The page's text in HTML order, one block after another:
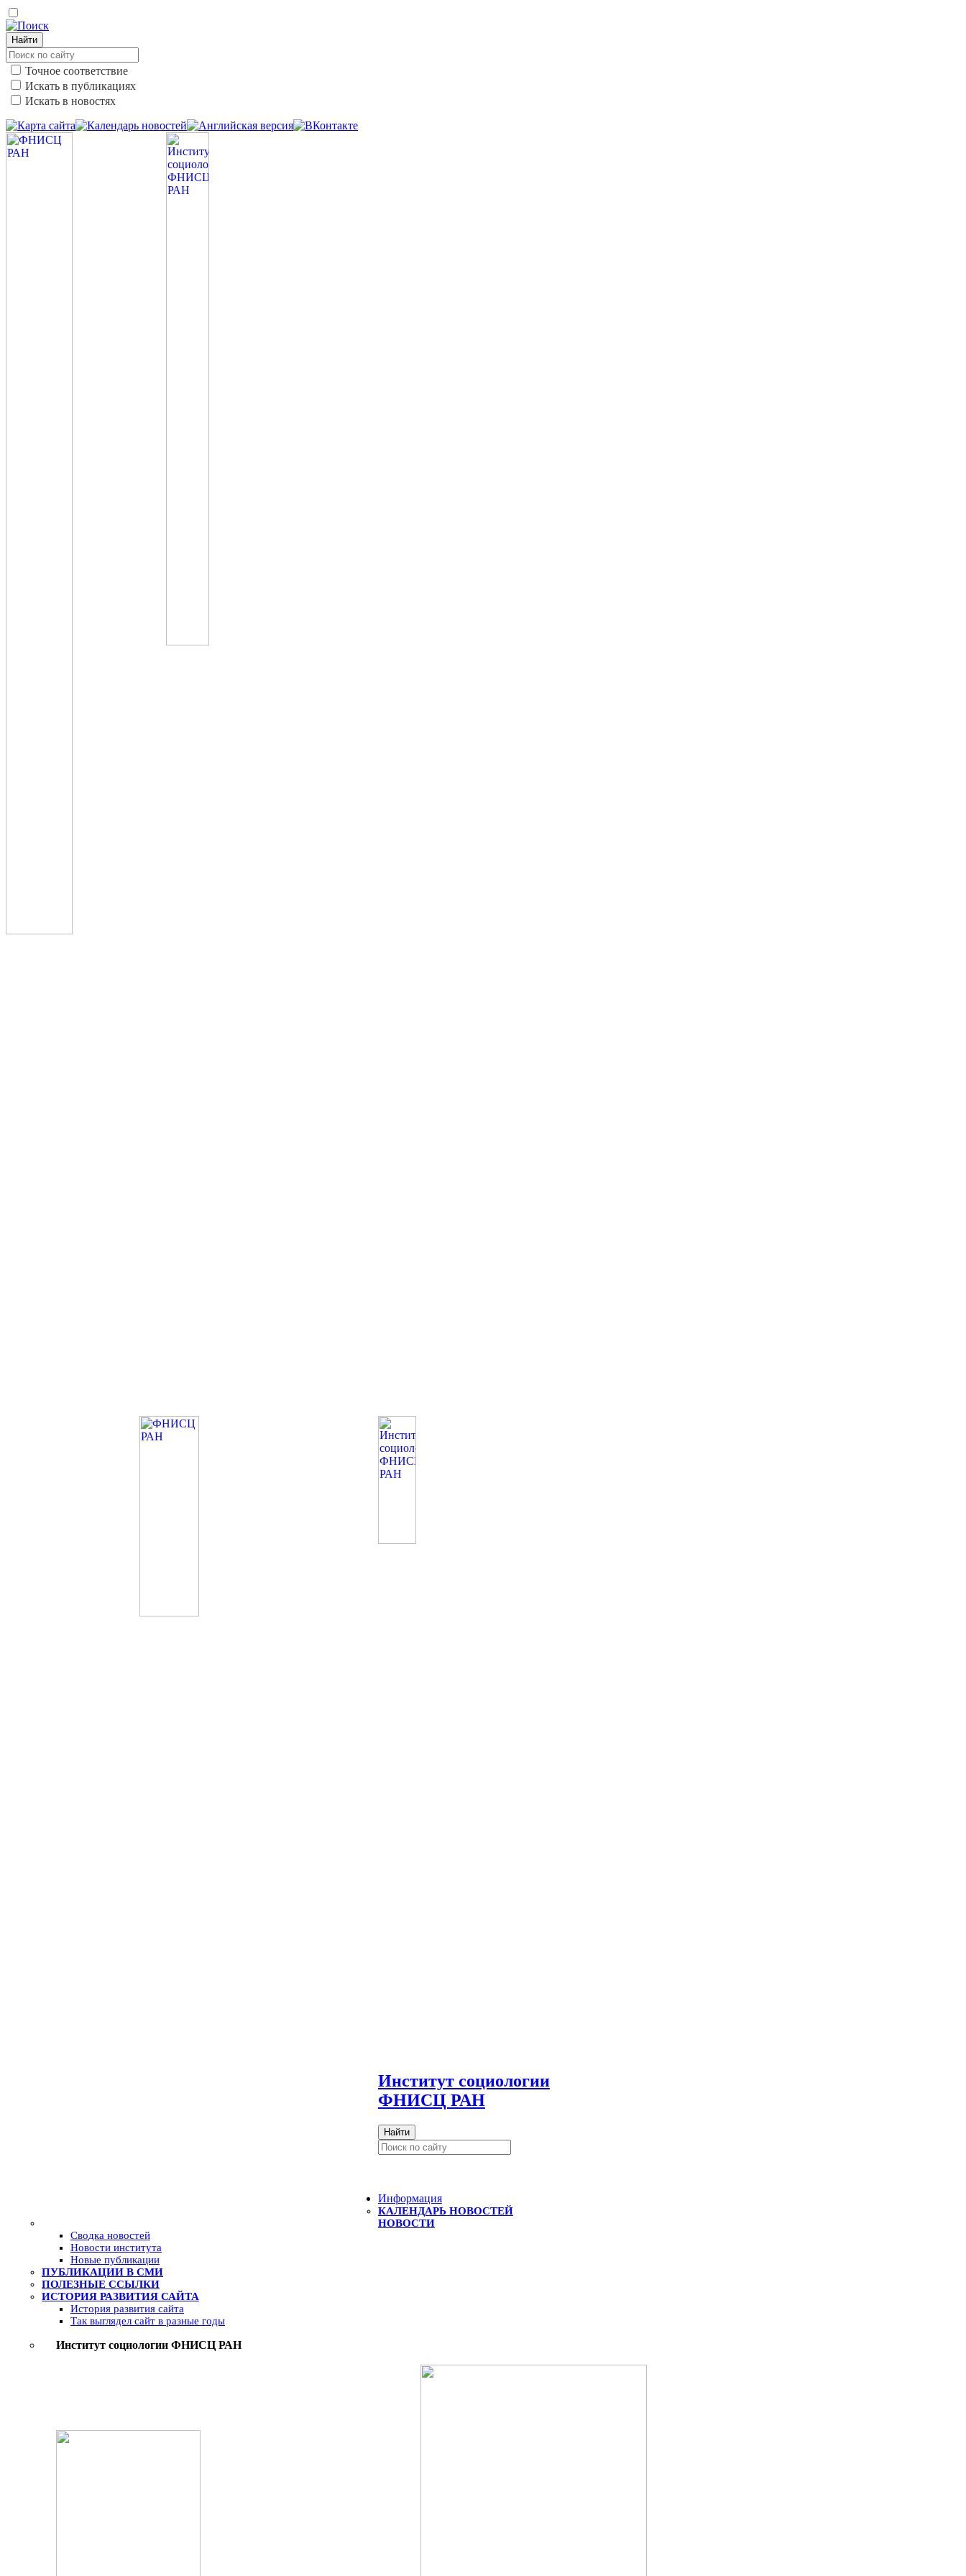
Найти
Точное соответствие
Искать в публикациях
Искать в новостях
Институт социологии
ФНИСЦ РАН
Найти
Информация
КАЛЕНДАРЬ НОВОСТЕЙ
НОВОСТИ
Сводка новостей
Новости института
Новые публикации
ПУБЛИКАЦИИ В СМИ
ПОЛЕЗНЫЕ ССЫЛКИ
ИСТОРИЯ РАЗВИТИЯ САЙТА
История развития сайта
Так выглядел сайт в разные годы
Институт социологии ФНИСЦ РАН